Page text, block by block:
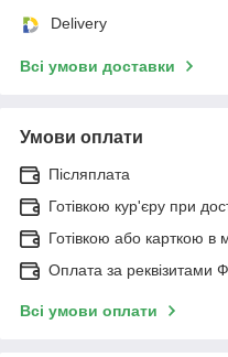
Delivery
Всі умови доставки
Умови оплати
Післяплата
Готівкою кур'єру при
Готівкою або карткою в
Оплата за реквізитами
Всі умови оплати